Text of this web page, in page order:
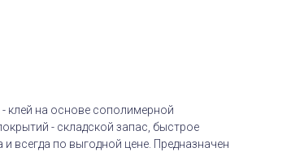
- клей на основе сополимерной
- складской запас, быстрое
всегда по выгодной цене. Предназначен